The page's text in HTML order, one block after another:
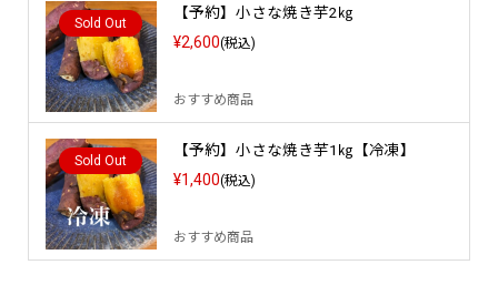
Sold Out
【予約】小さな焼き芋2㎏
¥2,600(税込)
おすすめ商品
Sold Out
【予約】小さな焼き芋1㎏【冷凍】
¥1,400(税込)
おすすめ商品